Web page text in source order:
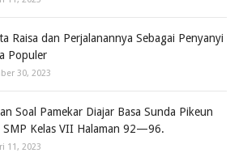
Raisa dan Perjalanannya Sebagai Penyanyi
Populer
30, 2023
Soal Pamekar Diajar Basa Sunda Pikeun
SMP Kelas VII Halaman 92—96.
11, 2023